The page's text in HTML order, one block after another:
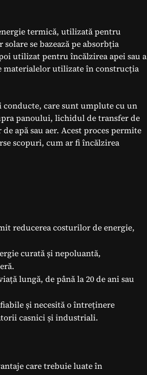
termică, utilizată pentru
se bazează pe absorbția
utilizat pentru încălzirea apei sau a
materialelor utilizate în construcția
care sunt umplute cu un
panoului, lichidul de transfer de
apă sau aer. Acest proces permite
scopuri, cum ar fi încălzirea
reducerea costurilor de energie,
curată și nepoluantă,
lungă, de până la 20 de ani sau
și necesită o întreținere
casnici și industriali.
care trebuie luate în